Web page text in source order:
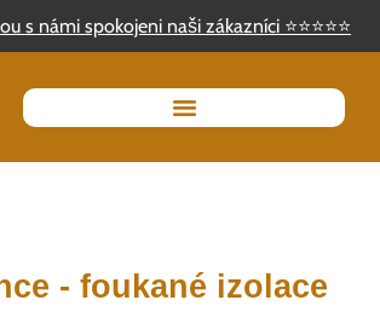
s námi spokojeni naši zákazníci ⭐⭐⭐⭐⭐
- foukané izolace